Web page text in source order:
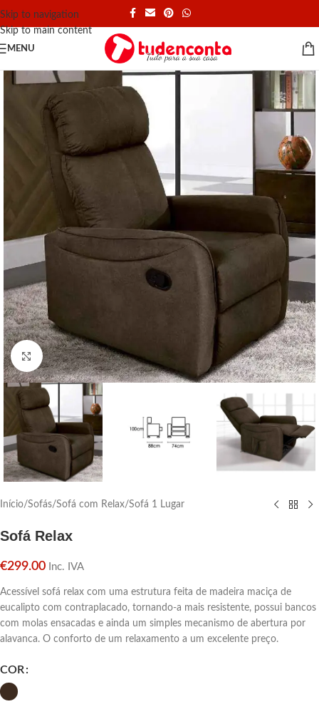
Skip to navigation
Skip to main content
MENU
Click para aumentar
Início/Sofás/Sofá com Relax/Sofá 1 Lugar
Sofá Relax
€299.00 Inc. IVA
Acessível sofá relax com uma estrutura feita de madeira maciça de
eucalipto com contraplacado, tornando-a mais resistente, possui bancos
com molas ensacadas e ainda um simples mecanismo de abertura por
alavanca. O conforto de um relaxamento a um excelente preço.
COR